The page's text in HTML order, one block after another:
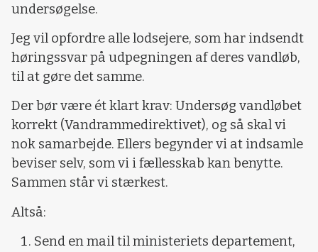
undersøgelse.
Jeg vil opfordre alle lodsejere, som har indsendt
høringssvar på udpegningen af deres vandløb,
til at gøre det samme.
Der bør være ét klart krav: Undersøg vandløbet
korrekt (Vandrammedirektivet), og så skal vi
nok samarbejde. Ellers begynder vi at indsamle
beviser selv, som vi i fællesskab kan benytte.
Sammen står vi stærkest.
Altså:
Send en mail til ministeriets departement,